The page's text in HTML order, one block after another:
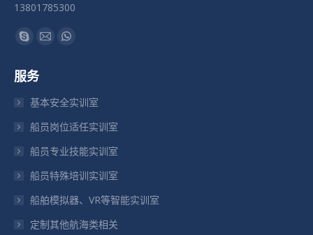
13801785300
找到我们：
Skype
在
新
口
中
打
Mail
新
口
中
打
Whatsapp
新
口
中
打
服务
基本安全实训室
船员岗位适任实训室
船员专业技能实训室
船员特殊培训实训室
船舶模拟器、VR等智能实训室
定制其他航海类相关